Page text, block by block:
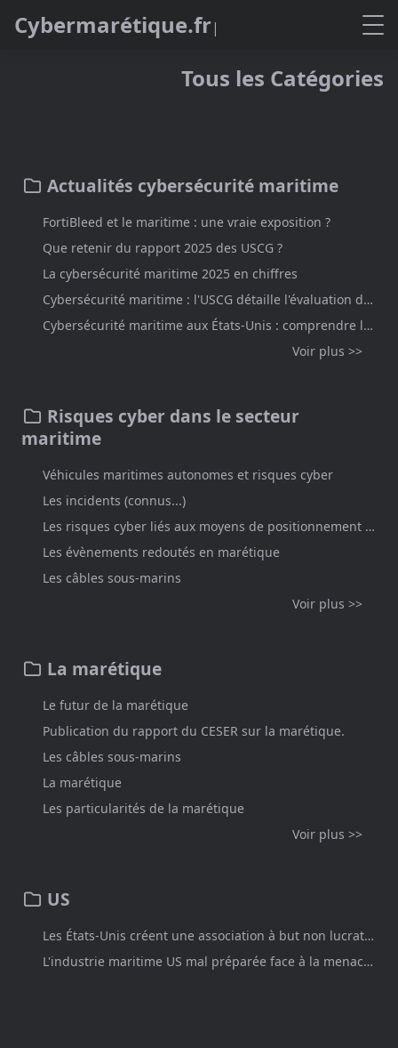
Cybermarétique.fr
Tous les Catégories
Actualités cybersécurité maritime
FortiBleed et le maritime : une vraie exposition ?
Que retenir du rapport 2025 des USCG ?
La cybersécurité maritime 2025 en chiffres
Cybersécurité maritime : l'USCG détaille l'évaluation des risques et le régime des dérogations
Cybersécurité maritime aux États-Unis : comprendre le cadre du MTS depuis l'Europe
Voir plus >>
Risques cyber dans le secteur
maritime
Véhicules maritimes autonomes et risques cyber
Les incidents (connus...)
Les risques cyber liés aux moyens de positionnement par satellite
Les évènements redoutés en marétique
Les câbles sous-marins
Voir plus >>
La marétique
Le futur de la marétique
Publication du rapport du CESER sur la marétique.
Les câbles sous-marins
La marétique
Les particularités de la marétique
Voir plus >>
US
Les États-Unis créent une association à but non lucratif pour faciliter le partage d'information cyber dans le monde maritime.
L'industrie maritime US mal préparée face à la menace cyber